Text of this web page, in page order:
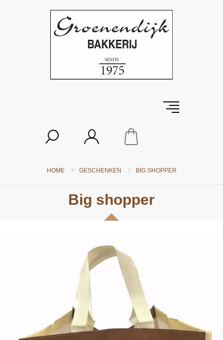
HOME GESCHENKEN BIG SHOPPER
Big shopper